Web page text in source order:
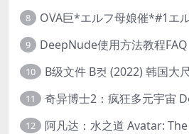
8
9 DeepNude使用方法教程FAQ
10
11
12